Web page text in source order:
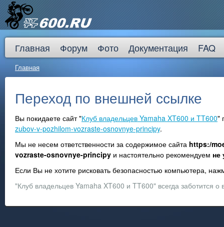
Главная Форум Фото Документация FAQ
Главная
Переход по внешней ссылке
Вы покидаете сайт "Клуб владельцев Yamaha XT600 и TT600"
zubov-v-pozhilom-vozraste-osnovnye-principy.
Мы не несем ответственности за содержимое сайта https:/
vozraste-osnovnye-principy и настоятельно рекомендуем не
Если Вы не хотите рисковать безопасностью компьютера,
"Клуб владельцев Yamaha XT600 и TT600" всегда заботится о